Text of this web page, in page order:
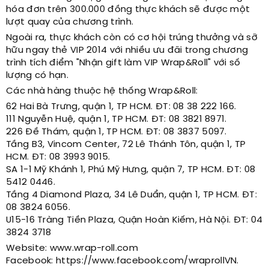
hóa đơn trên 300.000 đồng thực khách sẽ được một
lượt quay của chương trình.
Ngoài ra, thực khách còn có cơ hội trúng thưởng và sỡ
hữu ngay thẻ VIP 2014 với nhiều ưu đãi trong chương
trình tích điểm "Nhận gift làm VIP Wrap&Roll" với số
lượng có hạn.
Các nhà hàng thuộc hệ thống Wrap&Roll:
62 Hai Bà Trưng, quận 1, TP HCM. ĐT: 08 38 222 166.
111 Nguyễn Huệ, quận 1, TP HCM. ĐT: 08 3821 8971.
226 Đề Thám, quận 1, TP HCM. ĐT: 08 3837 5097.
Tầng B3, Vincom Center, 72 Lê Thánh Tôn, quận 1, TP
HCM. ĐT: 08 3993 9015.
SA 1-1 Mỹ Khánh 1, Phú Mỹ Hưng, quận 7, TP HCM. ĐT: 08
5412 0446.
Tầng 4 Diamond Plaza, 34 Lê Duẩn, quận 1, TP HCM. ĐT:
08 3824 6056.
U15-16 Tràng Tiền Plaza, Quận Hoàn Kiếm, Hà Nội. ĐT: 04
3824 3718
Website: www.wrap-roll.com
Facebook: https://www.facebook.com/wraprollVN.